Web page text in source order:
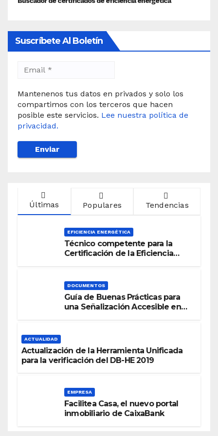
Suscríbete Al Boletín
Mantenenos tus datos en privados y solo los
compartimos con los terceros que hacen
posible este servicios. Lee nuestra política de
privacidad.
Últimas Populares Tendencias
EFICIENCIA ENERGÉTICA
Técnico competente para la
Certificación de la Eficiencia
DOCUMENTOS
Guía de Buenas Prácticas para
una Señalización Accesible en
ACTUALIDAD
Actualización de la Herramienta Unificada
para la verificación del DB-HE 2019
EMPRESA
Facilitea Casa, el nuevo portal
inmobiliario de CaixaBank